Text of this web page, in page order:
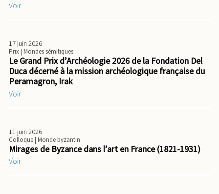
Voir
17 juin 2026
Prix| Mondes sémitiques
Le Grand Prix d’Archéologie 2026 de la Fondation Del
Duca décerné à la mission archéologique française du
Peramagron, Irak
Voir
11 juin 2026
Colloque| Monde byzantin
Mirages de Byzance dans l’art en France (1821-1931)
Voir